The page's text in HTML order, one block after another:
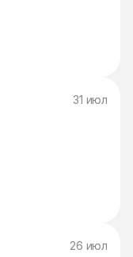
31 июл
26 июл